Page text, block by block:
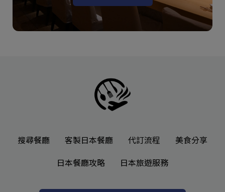
搜尋餐廳 客製日本餐廳 代訂流程
美食分享
日本餐廳攻略
日本旅遊服務